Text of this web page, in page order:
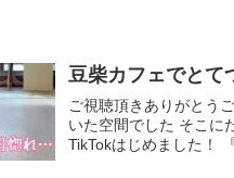
豆柴カフェでとて
ご視聴頂きありがとう
いた空間でした そこに
TikTokはじめました！